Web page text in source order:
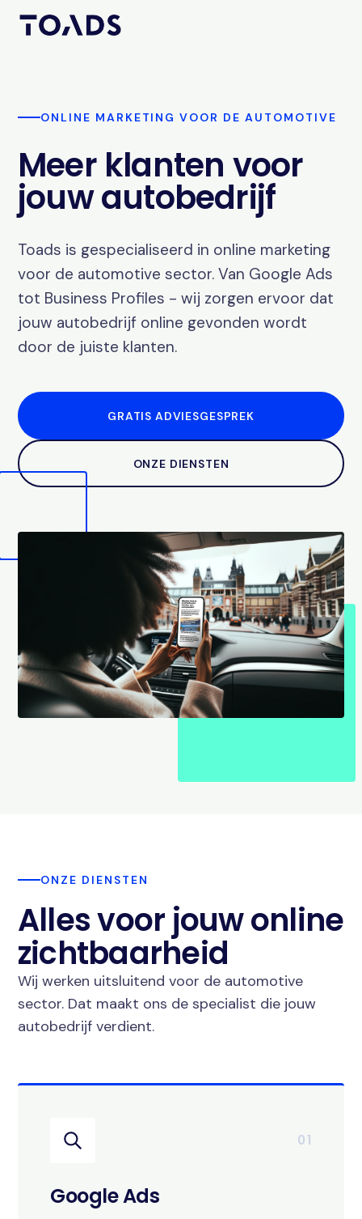
ONLINE MARKETING VOOR DE AUTOMOTIVE
Meer klanten voor
jouw autobedrijf
Toads is gespecialiseerd in online marketing
voor de automotive sector. Van Google Ads
tot Business Profiles - wij zorgen ervoor dat
jouw autobedrijf online gevonden wordt
door de juiste klanten.
GRATIS ADVIESGESPREK
ONZE DIENSTEN
ONZE DIENSTEN
Alles voor jouw online
zichtbaarheid
Wij werken uitsluitend voor de automotive
sector. Dat maakt ons de specialist die jouw
autobedrijf verdient.
01
Google Ads